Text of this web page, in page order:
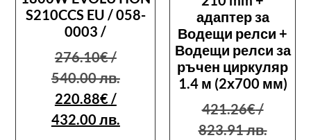
S210CCS EU / 058-
0003 /
276.10€/
540.00 лв.
220.88€/
432.00 лв.
адаптер за
Водещи релси +
Водещи релси за
ръчен циркуляр
1.4 м (2х700 мм)
421.26€/
823.91 лв.